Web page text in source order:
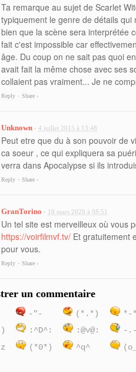
Ta remarque au sujet de Scarlet
typiquement le genre de détails
bien que la scène sera interprétée
fait c'est impossible car
âge. Du coup on ne sait pas quoi
avait fait la même chose avec ses
collaient pas vraiment... Je ne
Reply • Share ›
Unknown • 4 juillet 2015 à 13:48
Peut etre que du à son pouvoir de
ca soeur , ce qui expliquera sa
verra dans Apocalypse si ils
Reply • Share ›
GranTorino • 18 mars 2020 à 08:51
Un tel site est merveilleux où vous
https://voirfilmvf.tv/ Et gratuitement
pour vous.
Reply • Share ›
un commentaire
-"- (*.*) *-*
:^D^: :@v@: -
(*0*) ^q^